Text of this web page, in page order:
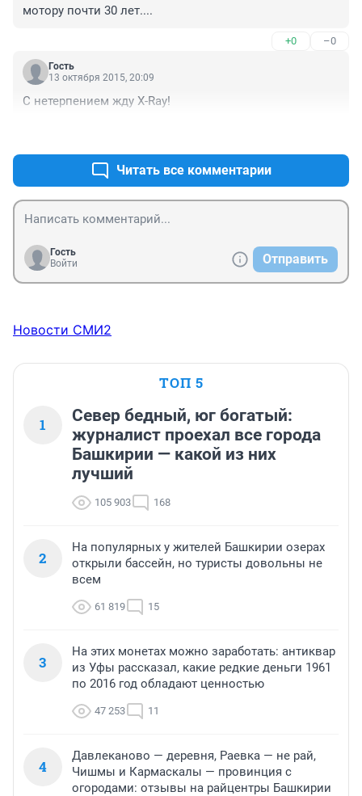
мотору почти 30 лет....
+0 –0
Гость
13 октября 2015, 20:09
С нетерпением жду X-Ray!
Читать все комментарии
Гость
Войти
Отправить
Новости СМИ2
ТОП 5
1
Север бедный, юг богатый:
журналист проехал все города
Башкирии — какой из них
лучший
105 903 168
2
На популярных у жителей Башкирии озерах
открыли бассейн, но туристы довольны не
всем
61 819 15
3
На этих монетах можно заработать: антиквар
из Уфы рассказал, какие редкие деньги 1961
по 2016 год обладают ценностью
47 253 11
4
Давлеканово — деревня, Раевка — не рай,
Чишмы и Кармаскалы — провинция с
огородами: отзывы на райцентры Башкирии